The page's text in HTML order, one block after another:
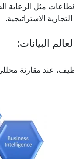
مثل الرعاية
الاستراتيجية.
البيانات:
عند مقارنة محللي